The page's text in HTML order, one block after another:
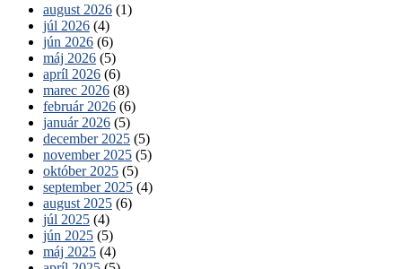
august 2026 (1)
júl 2026 (4)
jún 2026 (6)
máj 2026 (5)
apríl 2026 (6)
marec 2026 (8)
február 2026 (6)
január 2026 (5)
december 2025 (5)
november 2025 (5)
október 2025 (5)
september 2025 (4)
august 2025 (6)
júl 2025 (4)
jún 2025 (5)
máj 2025 (4)